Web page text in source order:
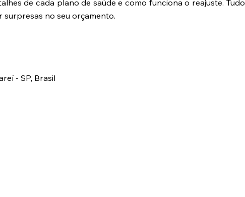
de cada plano de saúde e como funciona o reajuste. Tudo
no seu orçamento.
- SP, Brasil